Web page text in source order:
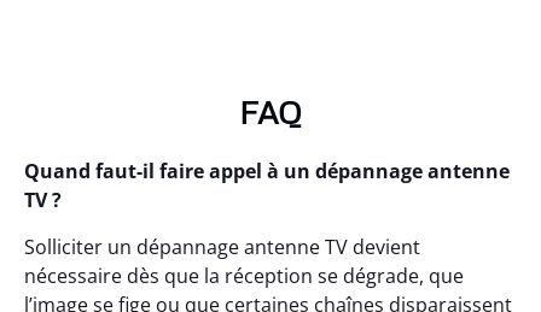
FAQ
Quand faut-il faire appel à un dépannage antenne
TV ?
Solliciter un dépannage antenne TV devient
nécessaire dès que la réception se dégrade, que
l’image se fige ou que certaines chaînes disparaissent